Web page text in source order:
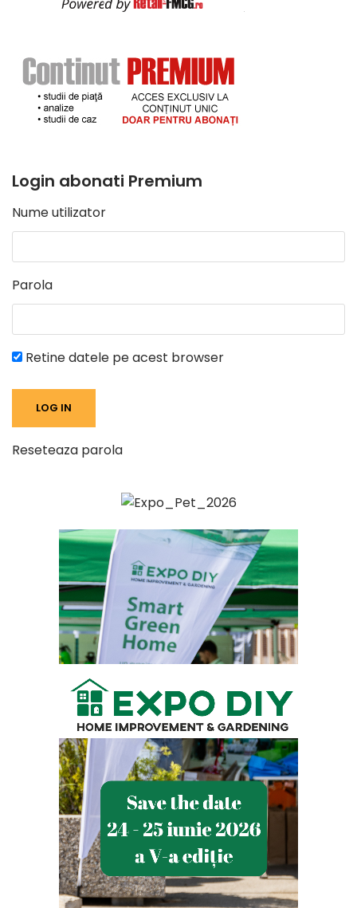
Login abonati Premium
Nume utilizator
Parola
Retine datele pe acest browser
Reseteaza parola